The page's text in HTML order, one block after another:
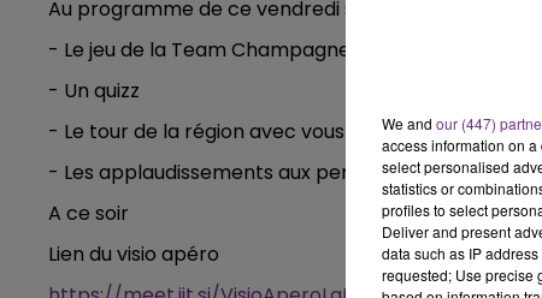
LA FAMILLE
Au programme de ce vendredi soir:
- Le jeu de la Team Champagne FM
- Un quizz
- Le tour de la région avec vous
- Les applaudissements aux personnels soignants à
A ce soir
Lien du visio apéro
We and our (447)
access information on
select personalised
statistics or
profiles to select
Deliver and present
data such as IP
requested; Use precise